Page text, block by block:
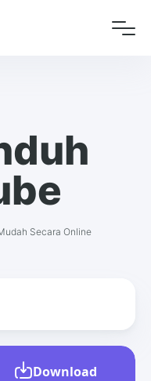
Secara Online
Download